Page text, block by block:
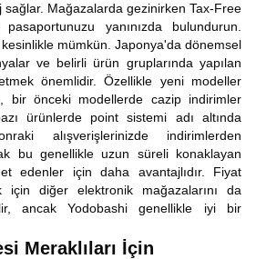
Mağazalarda gezinirken Tax-Free
yanınızda bulundurun.
mümkün. Japonya'da dönemsel
ve belirli ürün gruplarında yapılan
önemlidir. Özellikle yeni modeller
bir önceki modellerde cazip indirimler
ürünlerde point sistemi adı altında
alışverişlerinizde indirimlerden
bu genellikle uzun süreli konaklayan
edenler için daha avantajlıdır. Fiyat
için diğer elektronik mağazalarını da
ancak Yodobashi genellikle iyi bir
Meraklıları İçin